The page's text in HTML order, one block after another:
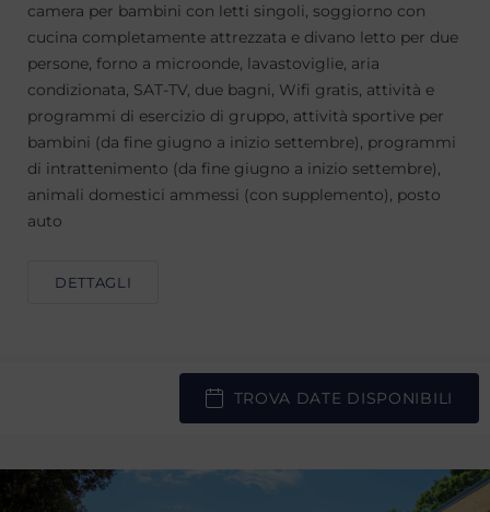
camera per bambini con letti singoli, soggiorno con
cucina completamente attrezzata e divano letto per due
persone, forno a microonde, lavastoviglie, aria
condizionata, SAT-TV, due bagni, Wifi gratis, attività e
programmi di esercizio di gruppo, attività sportive per
bambini (da fine giugno a inizio settembre), programmi
di intrattenimento (da fine giugno a inizio settembre),
animali domestici ammessi (con supplemento), posto
auto
DETTAGLI
TROVA DATE DISPONIBILI